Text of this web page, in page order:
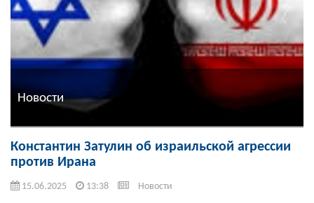
Новости
Константин Затулин об израильской агрессии
против Ирана
15.06.2025 13:38 Новости